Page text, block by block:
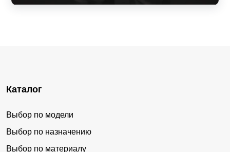
Каталог
Выбор по модели
Выбор по назначению
Выбор по материалу